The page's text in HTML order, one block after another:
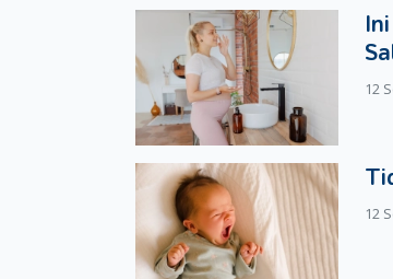
kegiatan si kecil di dinding
dilakukannya.
12
12